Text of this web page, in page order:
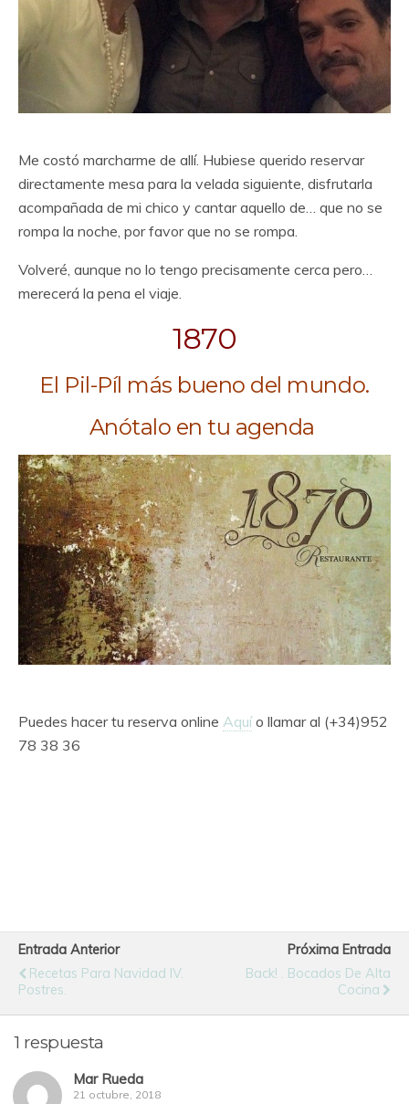
Me costó marcharme de allí. Hubiese querido reservar
directamente mesa para la velada siguiente, disfrutarla
acompañada de mi chico y cantar aquello de… que no se
rompa la noche, por favor que no se rompa.
Volveré, aunque no lo tengo precisamente cerca pero…
merecerá la pena el viaje.
1870
El Pil-Píl más bueno del mundo.
Anótalo en tu agenda
Puedes hacer tu reserva online Aquío llamar al (+34)952
78 38 36
Entrada Anterior
Recetas Para Navidad IV.
Postres.
Próxima Entrada
Back! . Bocados De Alta
Cocina
1 respuesta
Mar Rueda
21 octubre, 2018